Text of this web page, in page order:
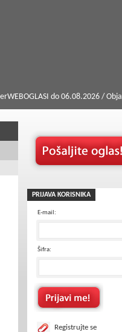
do 06.08.2026 /
PRIJAVA KORISNIKA
E-mail:
Šifra:
Registrujte se